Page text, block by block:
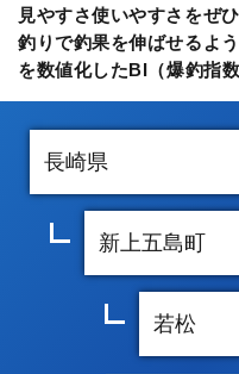
見やすさ使いやすさをぜ
釣りで釣果を伸ばせるよ
を数値化したBI（爆釣指